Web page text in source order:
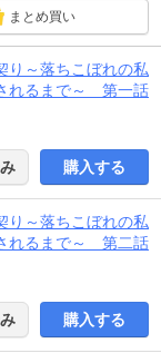
まとめ買い
り～落ちこぼれの私
れるまで～ 第一話
購入する
り～落ちこぼれの私
れるまで～ 第二話
購入する